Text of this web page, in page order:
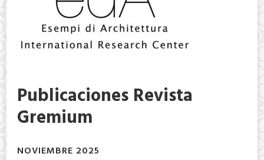
Publicaciones Revista
Gremium
NOVIEMBRE 2025